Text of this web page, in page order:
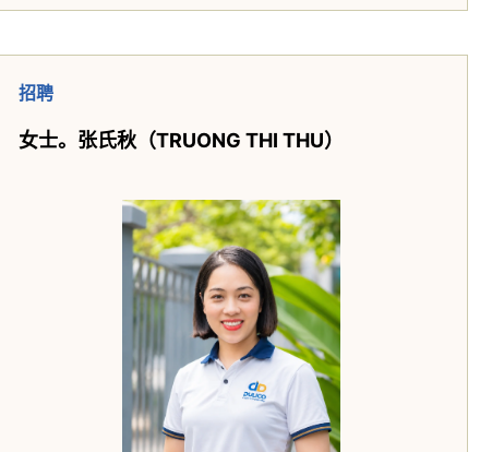
招聘
女士。 张氏秋（TRUONG THI THU）